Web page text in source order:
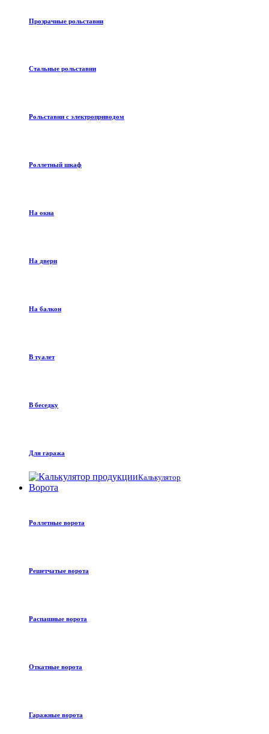
Прозрачные рольставни
Стальные рольставни
Рольставни с электроприводом
Роллетный шкаф
На окна
На двери
На балкон
В туалет
В беседку
Для гаража
Калькулятор
Ворота
Роллетные ворота
Решетчатые ворота
Распашные ворота
Откатные ворота
Гаражные ворота